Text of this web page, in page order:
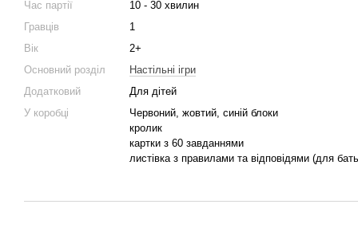
Час партії
10 - 30 хвилин
Гравців
1
Вік
2+
Основний розділ
Настільні ігри
Додатковий
Для дітей
У коробці
Червоний, жовтий, синій блоки
кролик
картки з 60 завданнями
листівка з правилами та відповідями (для